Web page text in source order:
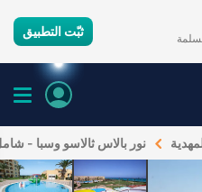
ثبّت التطبيق
نور بالاس ثالاسو وسبا -